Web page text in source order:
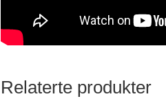
Relaterte produkter